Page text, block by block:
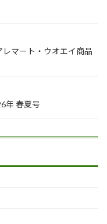
マート・ウオエイ商品
年 春夏号